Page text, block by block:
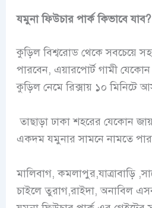
যমুনা ফিউচার পার্ক কিভাবে যাব?
কুড়িল বিশ্বরোড থেকে সবচেয়ে
পারবেন, এয়ারপোর্ট গামী
কুড়িল নেমে রিক্সায় ১০ মিনিটে
তাছাড়া ঢাকা শহরের যেকোন
একদম যমুনার সামনে নামতে
মালিবাগ, কমলাপুর,যাত্রাবাড়ি
চাইলে তুরাগ,রাইদা, অনাবিল